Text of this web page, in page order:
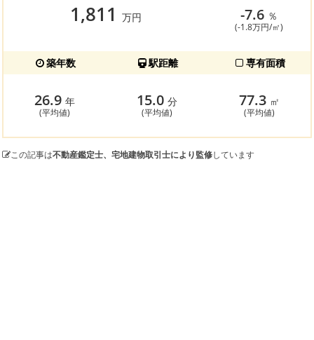
1,811 万円 -7.6 ％
(-1.8万円/㎡)
築年数 駅距離 専有面積
26.9 年
(平均値)
15.0 分
(平均値)
77.3 ㎡
(平均値)
この記事は不動産鑑定士、宅地建物取引士により監修しています